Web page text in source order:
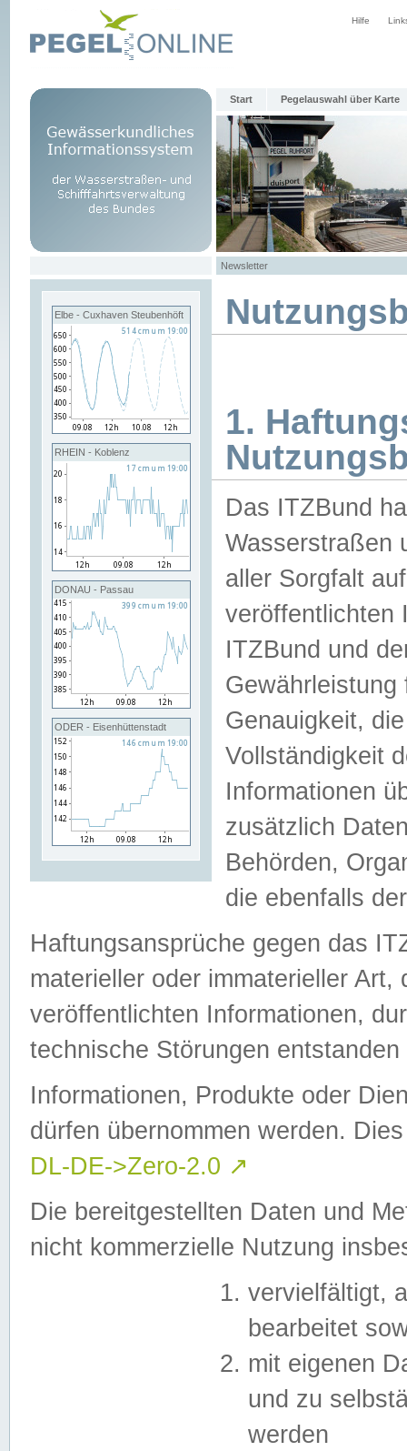
Hilfe
Start Pegelauswahl über Karte
Newsletter
Elbe - Cuxhaven Steubenhöft
RHEIN - Koblenz
DONAU - Passau
ODER - Eisenhüttenstadt
1.
Das ITZBund
Wasserstraßen
aller Sorgfalt
veröffentlichten
ITZBund und
Genauigkeit,
Vollständigkeit
Informationen
zusätzlich
Behörden,
die ebenfalls
Haftungsansprüche gegen das
materieller oder immaterieller
veröffentlichten Informationen,
technische Störungen
Informationen, Produkte oder
dürfen übernommen werden.
DL-DE->Zero-2.0 ↗
Die bereitgestellten Daten und
nicht kommerzielle Nutzung
vervielfältigt,
bearbeitet
mit eigenen
und zu
werden